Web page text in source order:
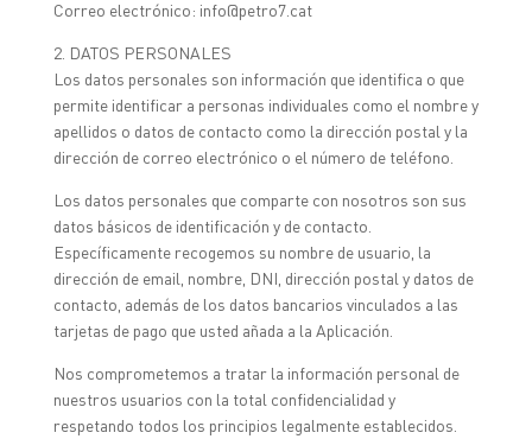
Correo electrónico: info@petro7.cat
2. DATOS PERSONALES
Los datos personales son información que identifica o que
permite identificar a personas individuales como el nombre y
apellidos o datos de contacto como la dirección postal y la
dirección de correo electrónico o el número de teléfono.
Los datos personales que comparte con nosotros son sus
datos básicos de identificación y de contacto.
Específicamente recogemos su nombre de usuario, la
dirección de email, nombre, DNI, dirección postal y datos de
contacto, además de los datos bancarios vinculados a las
tarjetas de pago que usted añada a la Aplicación.
Nos comprometemos a tratar la información personal de
nuestros usuarios con la total confidencialidad y
respetando todos los principios legalmente establecidos.